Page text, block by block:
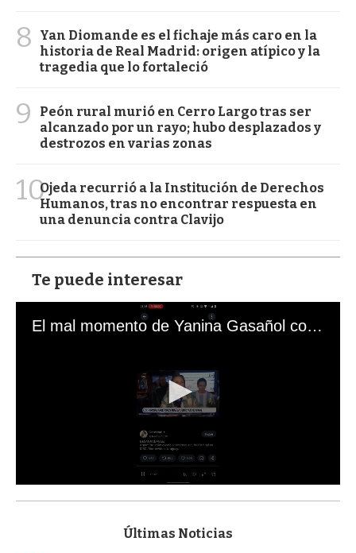
8
Yan Diomande es el fichaje más caro en la
historia de Real Madrid: origen atípico y la
tragedia que lo fortaleció
9
Peón rural murió en Cerro Largo tras ser
alcanzado por un rayo; hubo desplazados y
destrozos en varias zonas
10Ojeda recurrió a la Institución de Derechos
Humanos, tras no encontrar respuesta en
una denuncia contra Clavijo
Te puede interesar
El mal momento de Yanina Gasañol con un hincha argentino en "Subrayado"
s
Últimas Noticias